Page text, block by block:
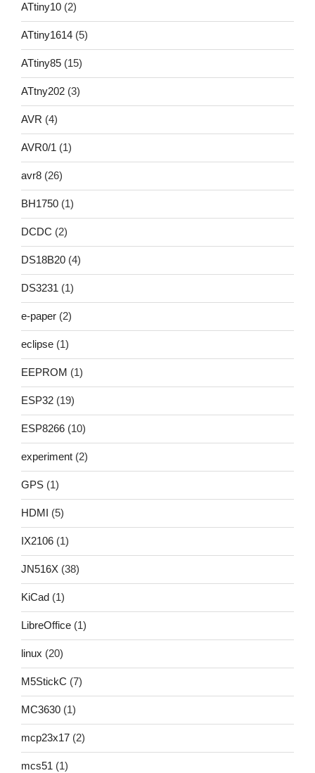
ATtiny10 (2)
ATtiny1614 (5)
ATtiny85 (15)
ATtny202 (3)
AVR (4)
AVR0/1 (1)
avr8 (26)
BH1750 (1)
DCDC (2)
DS18B20 (4)
DS3231 (1)
e-paper (2)
eclipse (1)
EEPROM (1)
ESP32 (19)
ESP8266 (10)
experiment (2)
GPS (1)
HDMI (5)
IX2106 (1)
JN516X (38)
KiCad (1)
LibreOffice (1)
linux (20)
M5StickC (7)
MC3630 (1)
mcp23x17 (2)
mcs51 (1)